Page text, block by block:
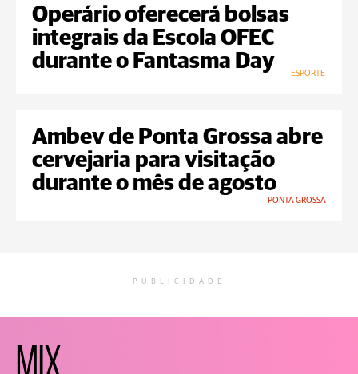
Operário oferecerá bolsas
integrais da Escola OFEC
durante o Fantasma Day
ESPORTE
Ambev de Ponta Grossa abre
cervejaria para visitação
durante o mês de agosto
PONTA GROSSA
PUBLICIDADE
MIX